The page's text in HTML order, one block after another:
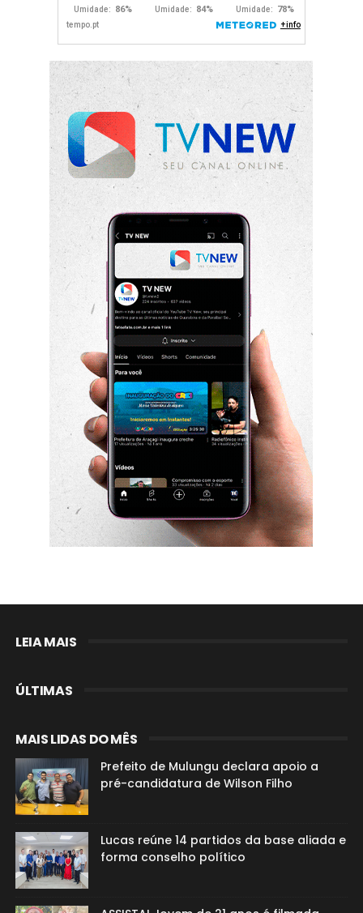
LEIA MAIS
ÚLTIMAS
MAIS LIDAS DO MÊS
Prefeito de Mulungu declara apoio a
pré-candidatura de Wilson Filho
Lucas reúne 14 partidos da base aliada e
forma conselho político